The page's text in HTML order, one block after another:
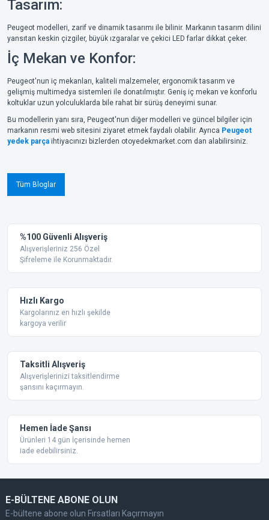
Tasarım:
Peugeot modelleri, zarif ve dinamik tasarımı ile bilinir. Markanın tasarım dilini
yansıtan keskin çizgiler, büyük ızgaralar ve çekici LED farlar dikkat çeker.
İç Mekan ve Konfor:
Peugeot'nun iç mekanları, kaliteli malzemeler, ergonomik tasarım ve
gelişmiş multimedya sistemleri ile donatılmıştır. Geniş iç mekan ve konforlu
koltuklar uzun yolculuklarda bile rahat bir sürüş deneyimi sunar.
Bu modellerin yanı sıra, Peugeot'nun diğer modelleri ve güncel bilgiler için
markanın resmi web sitesini ziyaret etmek faydalı olabilir. Ayrıca Peugeot
yedek parça ihtiyacınızı bizlerden otoyedekmarket.com dan alabilirsiniz.
Tüm Bloglar
%100 Güvenli Alışveriş
Alışverişleriniz 256 Özel
Şifreleme ile Korunmaktadır.
Hızlı Kargo
Kargolarınız en hızlı şekilde
kargoya verilir
Taksitli Alışveriş
Alışverişlerinizi taksitlendirme
şansını kaçırmayın.
Hemen İade Şansı
Ürünleri 14 gün İçerisinde hemen
iade edebilirsiniz.
E-BÜLTENE ABONE OLUN
E-bültene abone olun Fırsatları Kaçırmayın